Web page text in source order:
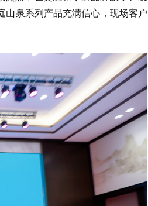
山泉系列产品充满信心，现场客户